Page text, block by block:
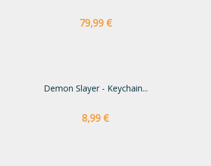
Preço
79,99 €
Demon Slayer - Keychain...
Preço
8,99 €